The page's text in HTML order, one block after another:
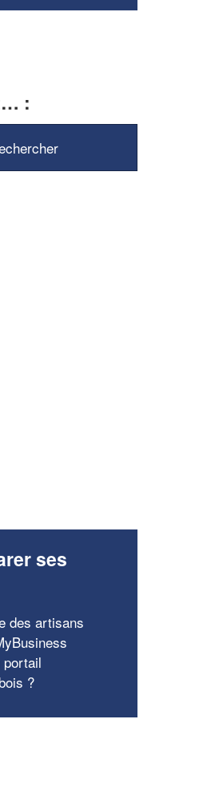
:
ses
des artisans
portail
?
Vous êtes un